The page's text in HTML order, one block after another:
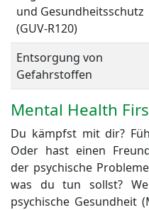
und Gesundheitsschutz
(GUV-R120)
Entsorgung von
Gefahrstoffen
Mental Health
Du kämpfst mit dir?
Oder hast einen
der psychische
was du tun sollst?
psychische Gesundheit